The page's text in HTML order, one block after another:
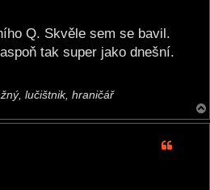
Q. Skvěle sem se bavil.
tak super jako dnešní.
lučištnik, hraničář